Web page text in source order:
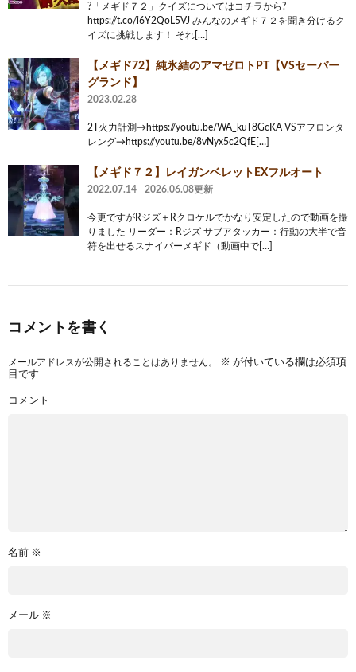
?「メギド７２」クイズについてはコチラから?
https://t.co/i6Y2QoL5VJ みんなのメギド７２を聞き分けるク
イズに挑戦します！ それ[…]
【メギド72】純氷結のアマゼロトPT【VSセーバー
グランド】
2023.02.28
2T火力計測→https://youtu.be/WA_kuT8GcKA VSアフロンタ
レング→https://youtu.be/8vNyx5c2QfE[…]
【メギド７２】レイガンベレットEXフルオート
2022.07.14 2026.06.08更新
今更ですがRジズ＋Rクロケルでかなり安定したので動画を撮
りました リーダー：Rジズ サブアタッカー：行動の大半で音
符を出せるスナイパーメギド（動画中で[…]
コメントを書く
メールアドレスが公開されることはありません。 ※ が付いている欄は必須項
目です
コメント
名前 ※
メール ※